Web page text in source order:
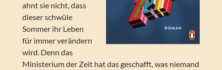
ahnt sie nicht, dass
dieser schwüle
Sommer ihr Leben
für immer verändern
wird. Denn das
Ministerium der Zeit hat das geschafft, was niemand